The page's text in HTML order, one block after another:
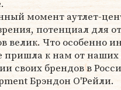
момент аутлет-
потенциал для
велик. Что особенно
пришла к нам от наших
своих брендов в
Брэндон О'Рейли.